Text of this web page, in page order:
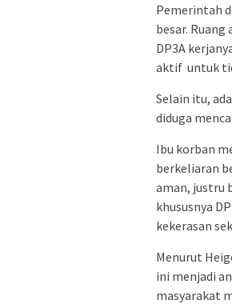
‎Pemerintah
besar.
DP3A
aktif untuk
Selain itu,
diduga
Ibu korban
berkeliaran
aman, justru
khususnya
kekerasan
Menurut
ini menjadi
masyarakat